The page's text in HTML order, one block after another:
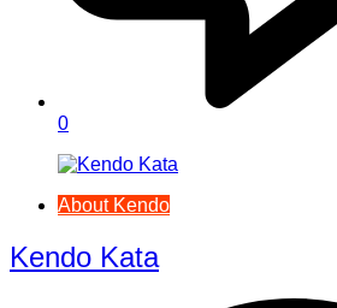
0
About Kendo
Kendo Kata